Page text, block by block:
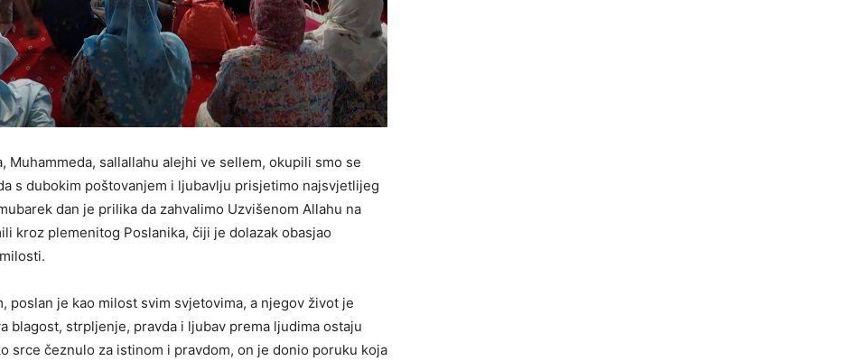
Muhammeda, sallallahu alejhi ve sellem, okupili smo se
s dubokim poštovanjem i ljubavlju prisjetimo najsvjetlijeg
dan je prilika da zahvalimo Uzvišenom Allahu na
kroz plemenitog Poslanika, čiji je dolazak obasjao
poslan je kao milost svim svjetovima, a njegov život je
blagost, strpljenje, pravda i ljubav prema ljudima ostaju
srce čeznulo za istinom i pravdom, on je donio poruku koja